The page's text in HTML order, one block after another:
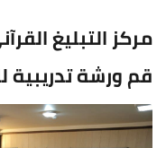
مركز التبليغ
قم ورشة تدريبية